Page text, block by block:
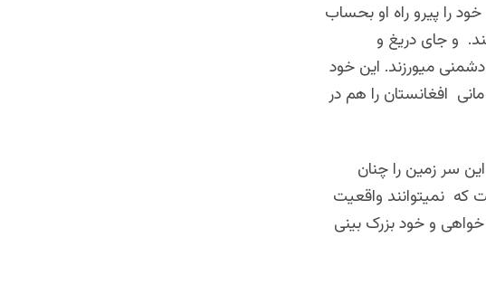
را پیرو راه او بحساب
و جای دریغ و
میورزند. این خود
افغانستان را هم در
سر زمین را چنان
نمیتوانند واقعیت
و خود بزرک بینی